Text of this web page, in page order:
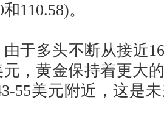
110.58)。
多头不断从接近
元，黄金保持着更大
55美元附近，这是